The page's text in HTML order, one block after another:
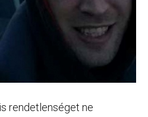
rendetlenséget ne